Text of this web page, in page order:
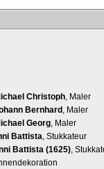
Christoph , Maler
Bernhard , Maler
Georg , Maler
Battista , Stukkateur
Battista (1625) ,